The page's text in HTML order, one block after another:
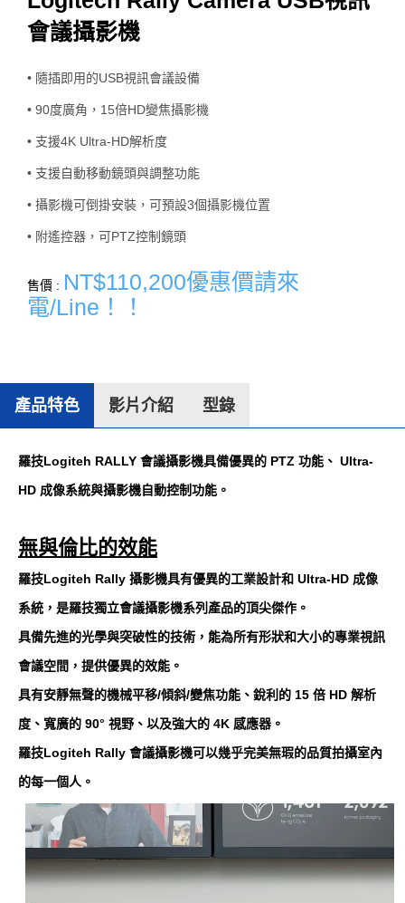
會議攝影機
• 隨插即用的USB視訊會議設備
• 90度廣角，15倍HD變焦攝影機
• 支援4K Ultra-HD解析度
• 支援自動移動鏡頭與調整功能
• 攝影機可倒掛安裝，可預設3個攝影機位置
• 附遙控器，可PTZ控制鏡頭
售價 : NT$110,200優惠價請來
電/Line！！
產品特色 影片介紹 型錄
羅技Logiteh RALLY 會議攝影機具備優異的 PTZ 功能、 Ultra-
HD 成像系統與攝影機自動控制功能。
無與倫比的效能
羅技Logiteh Rally 攝影機具有優異的工業設計和 Ultra-HD 成像
系統，是羅技獨立會議攝影機系列產品的頂尖傑作。
具備先進的光學與突破性的技術，能為所有形狀和大小的專業視訊
會議空間，提供優異的效能。
具有安靜無聲的機械平移/傾斜/變焦功能、銳利的 15 倍 HD 解析
度、寬廣的 90° 視野、以及強大的 4K 感應器。
羅技Logiteh Rally 會議攝影機可以幾乎完美無瑕的品質拍攝室內
的每一個人。